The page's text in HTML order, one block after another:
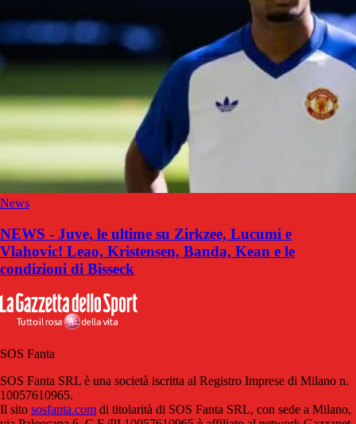
News
NEWS - Juve, le ultime su Zirkzee, Lucumi e
Vlahovic! Leao, Kristensen, Banda, Kean e le
condizioni di Bisseck
SOS Fanta
SOS Fanta SRL è una società iscritta al Registro Imprese di Milano n.
10057610965.
Il sito sosfanta.com di titolarità di SOS Fanta SRL, con sede a Milano,